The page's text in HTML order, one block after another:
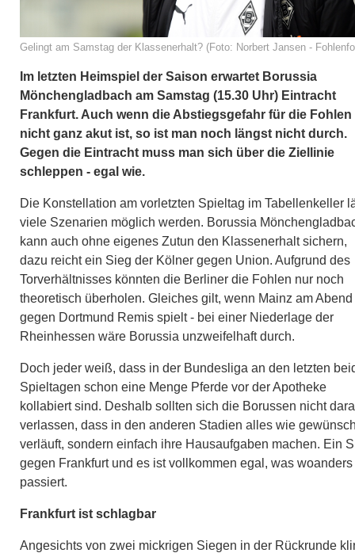
Gelingt am Samstag der Klassenerhalt? (Foto: Norbert Jansen -
Im letzten Heimspiel der Saison erwartet Borussia
Mönchengladbach am Samstag (15.30 Uhr) Eintracht
Frankfurt. Auch wenn die Abstiegsgefahr für die Fohlen
nicht ganz akut ist, so ist man noch längst nicht durch.
Gegen die Eintracht muss man sich über die Ziellinie
schleppen - egal wie.
Die Konstellation am vorletzten Spieltag im Tabellenkeller
viele Szenarien möglich werden. Borussia
kann auch ohne eigenes Zutun den Klassenerhalt sichern,
dazu reicht ein Sieg der Kölner gegen Union. Aufgrund des
Torverhältnisses könnten die Berliner die Fohlen nur noch
theoretisch überholen. Gleiches gilt, wenn Mainz am Abend
gegen Dortmund Remis spielt - bei einer Niederlage der
Rheinhessen wäre Borussia unzweifelhaft durch.
Doch jeder weiß, dass in der Bundesliga an den letzten
Spieltagen schon eine Menge Pferde vor der Apotheke
kollabiert sind. Deshalb sollten sich die Borussen nicht
verlassen, dass in den anderen Stadien alles wie
verläuft, sondern einfach ihre Hausaufgaben machen. Ein
gegen Frankfurt und es ist vollkommen egal, was woanders
passiert.
Frankfurt ist schlagbar
Angesichts von zwei mickrigen Siegen in der Rückrunde